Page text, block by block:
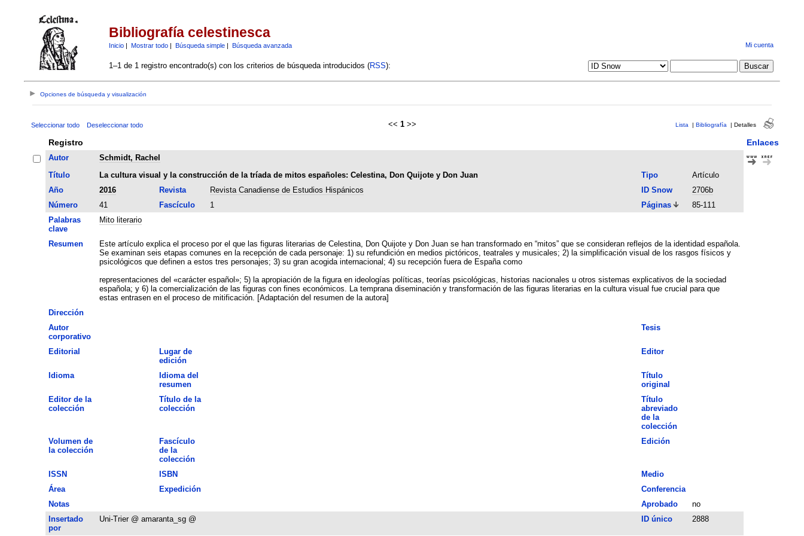
Bibliografía celestinesca
Inicio| Mostrar todo| Búsqueda simple| Búsqueda avanzada Mi cuenta
1–1 de 1 registro encontrado(s) con los criterios de búsqueda introducidos (RSS):
Opciones de búsqueda y visualización
Seleccionar todo Deseleccionar todo << 1 >> Lista | Bibliografía | Detalles
Registro Enlaces
Autor
Schmidt, Rachel
Título
La cultura visual y la construcción de la tríada de mitos españoles: Celestina, Don Quijote y Don Juan Tipo
Artículo
Año
2016 Revista Revista Canadiense de Estudios Hispánicos ID Snow
2706b
Número
41 Fascículo 1 Páginas
85-111
Palabras
clave
Mito literario
Resumen
Este artículo explica el proceso por el que las figuras literarias de Celestina, Don Quijote y Don Juan se han transformado en “mitos” que se consideran reflejos de la identidad española.
Se examinan seis etapas comunes en la recepción de cada personaje: 1) su refundición en medios pictóricos, teatrales y musicales; 2) la simplificación visual de los rasgos físicos y
psicológicos que definen a estos tres personajes; 3) su gran acogida internacional; 4) su recepción fuera de España como
representaciones del «carácter español»; 5) la apropiación de la figura en ideologías políticas, teorías psicológicas, historias nacionales u otros sistemas explicativos de la sociedad
española; y 6) la comercialización de las figuras con fines económicos. La temprana diseminación y transformación de las figuras literarias en la cultura visual fue crucial para que
estas entrasen en el proceso de mitificación. [Adaptación del resumen de la autora]
Dirección
Autor
corporativo
Tesis
Editorial
Lugar de
edición
Editor
Idioma
Idioma del
resumen
Título
original
Editor de la
colección
Título de la
colección
Título
abreviado
de la
colección
Volumen de
la colección
Fascículo
de la
colección
Edición
ISSN ISBN
Medio
Área
Expedición
Conferencia
Notas
Aprobado
no
Insertado
por
Uni-Trier @ amaranta_sg @ ID único 2888